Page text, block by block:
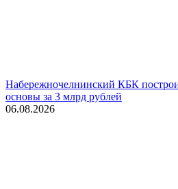
Набережночелнинский КБК
основы за 3 млрд рублей
06.08.2026